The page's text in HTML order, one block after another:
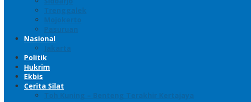
Trenggalek
Mojokerto
Pasuruan
Nasional
Jakarta
Politik
Hukrim
Ekbis
Cerita Silat
Toh Kuning – Benteng Terakhir Kertajaya